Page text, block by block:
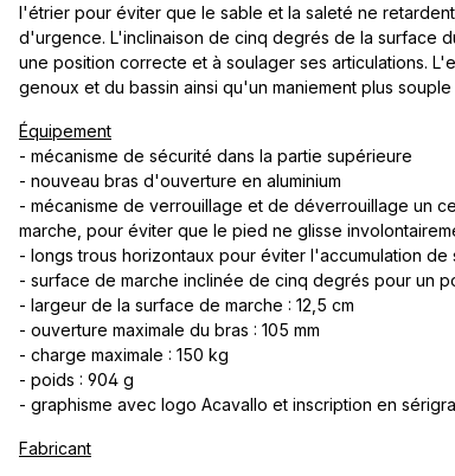
l'étrier pour éviter que le sable et la saleté ne
d'urgence. L'inclinaison de cinq degrés de la surface
une position correcte et à soulager ses articulations.
genoux et du bassin ainsi qu'un maniement plus
Équipement
- mécanisme de sécurité dans la partie supérieure
- nouveau bras d'ouverture en aluminium
- mécanisme de verrouillage et de déverrouillage un
marche, pour éviter que le pied ne glisse
- longs trous horizontaux pour éviter l'accumulation de
- surface de marche inclinée de cinq degrés pour un
- largeur de la surface de marche : 12,5 cm
- ouverture maximale du bras : 105 mm
- charge maximale : 150 kg
- poids : 904 g
- graphisme avec logo Acavallo et inscription en
Fabricant